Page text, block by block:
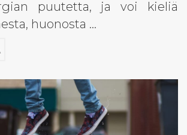
puutetta, ja voi kieliä
huonosta …